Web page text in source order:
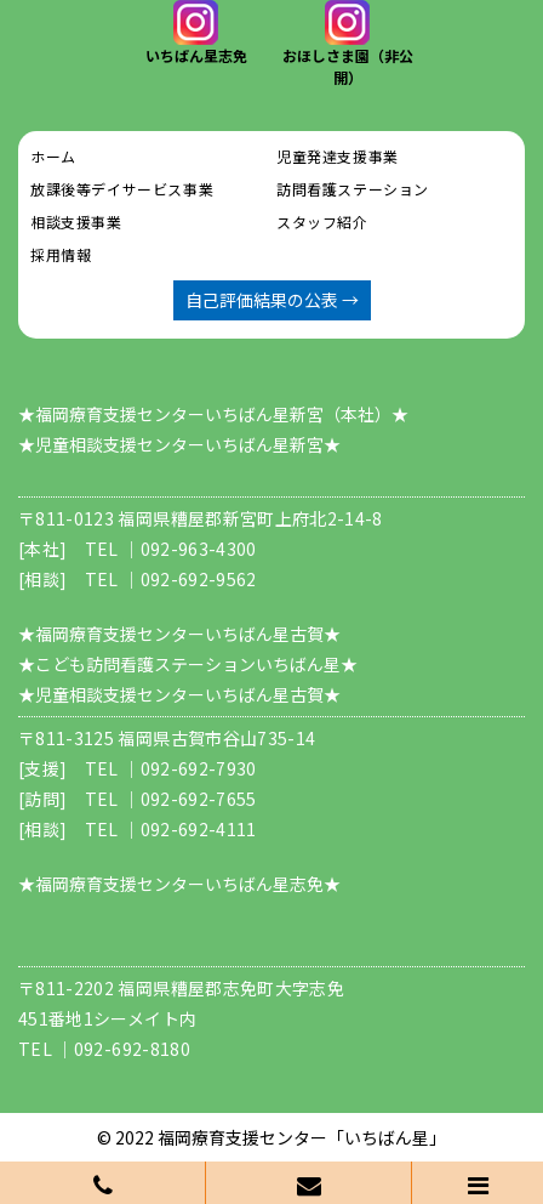
いちばん星志免
おほしさま園（非公
開）
ホーム
児童発達支援事業
放課後等デイサービス事業
訪問看護ステーション
相談支援事業
スタッフ紹介
採用情報
自己評価結果の公表 →
★福岡療育支援センターいちばん星新宮（本社）★
​​​​​​​★児童相談支援センターいちばん星新宮★
〒811-0123 福岡県糟屋郡新宮町上府北2-14-8
[本社] TEL ｜ 092-963-4300
[相談] TEL ｜ 092-692-9562
★福岡療育支援センターいちばん星古賀★
★こども訪問看護ステーションいちばん星★
★児童相談支援センターいちばん星古賀★
〒811-3125 福岡県古賀市谷山735-14
[支援] TEL ｜ 092-692-7930
[訪問] TEL ｜ 092-692-7655
[相談] TEL ｜ 092-692-4111
★福岡療育支援センターいちばん星志免★
〒811-2202 福岡県糟屋郡志免町大字志免
451番地1シーメイト内
TEL ｜ 092-692-8180
© 2022 福岡療育支援センター「いちばん星」